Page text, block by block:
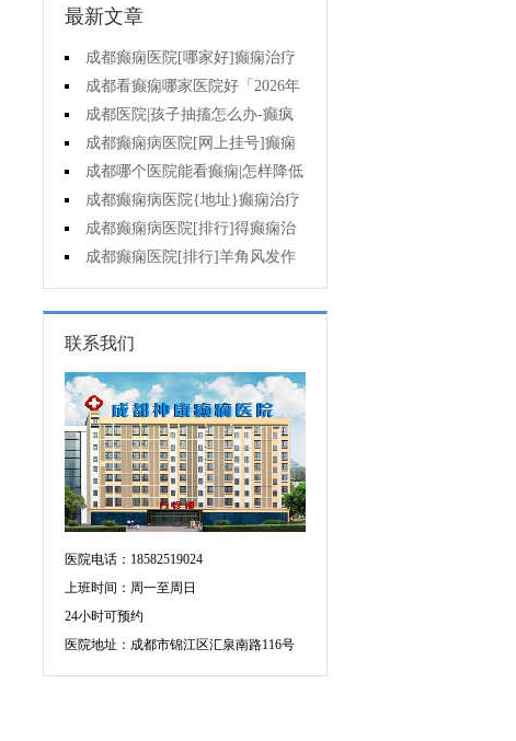
最新文章
成都癫痫医院[哪家好]癫痫治疗
起来很困难吗?
成都看癫痫哪家医院好「2026年
度公布」为什么有癫痫的病人容易
猝死?
成都医院|孩子抽搐怎么办-癫疯
病病人反复发作的原因是什么?
成都癫痫病医院[网上挂号]癫痫
的治疗要注意什么?
成都哪个医院能看癫痫|怎样降低
癫痫遗传风险?
成都癫痫病医院{地址}癫痫治疗
中为什么还是犯病?
成都癫痫病医院[排行]得癫痫治
不好是为什么?
成都癫痫医院[排行]羊角风发作
有哪些危害?
联系我们
医院电话：18582519024
上班时间：周一至周日
24小时可预约
医院地址：成都市锦江区汇泉南路116号